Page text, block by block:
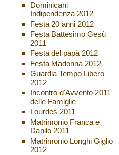
Dominicani
Indipendenza 2012
Festa 20 anni 2012
Festa Battesimo Gesù
2011
Festa del papà 2012
Festa Madonna 2012
Guardia Tempo Libero
2012
Incontro d'Avvento 2011
delle Famiglie
Lourdes 2011
Matrimonio Franca e
Danilo 2011
Matrimonio Longhi Giglio
2012